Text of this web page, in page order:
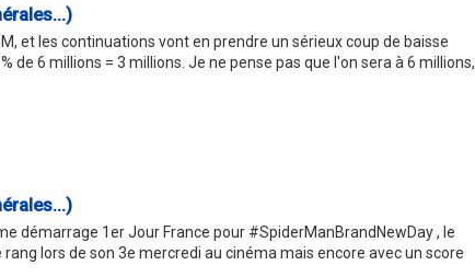
et les continuations vont en prendre un sérieux coup de baisse
de 6 millions = 3 millions. Je ne pense pas que l'on sera à 6 millions,
démarrage 1er Jour France pour #SpiderManBrandNewDay , le
lors de son 3e mercredi au cinéma mais encore avec un score